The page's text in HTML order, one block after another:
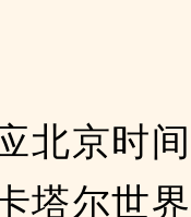
北京时间
塔尔世界